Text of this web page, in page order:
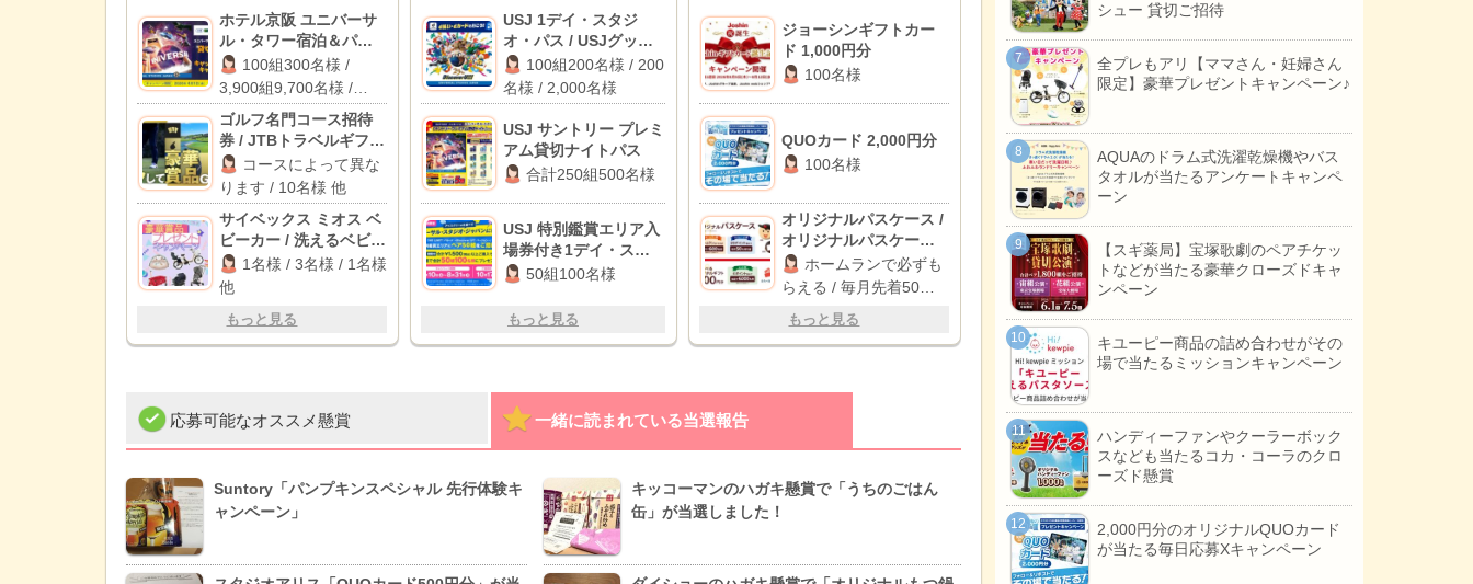
ホテル京阪 ユニバーサ
ル・タワー宿泊＆パー
ク貸切イベント / パーク
貸切イベント招待 / 1万
円キャッシュバック
100組300名様 /
3,900組9,700名様 /
2,000名様
ゴルフ名門コース招待
券 / JTBトラベルギフト
10万円分 他
コースによって異な
ります / 10名様 他
サイベックス ミオス ベ
ビーカー / 洗えるベビー
布団セット / パナソニッ
ク 電動自転車 他
1名様 / 3名様 / 1名様
他
もっと見る
USJ 1デイ・スタジ
オ・パス / USJグッズ /
dポイント 1,000ポイン
ト
100組200名様 / 200
名様 / 2,000名様
USJ サントリー プレミ
アム貸切ナイトパス
合計250組500名様
USJ 特別鑑賞エリア入
場券付き1デイ・スタジ
オ・パス
50組100名様
もっと見る
ジョーシンギフトカー
ド 1,000円分
100名様
QUOカード 2,000円分
100名様
オリジナルパスケース /
オリジナルパスケース /
デジタルギフト 500円
分
ホームランで必ずも
らえる / 毎月先着50名
もっと見る
応募可能なオススメ懸賞 一緒に読まれている当選報告
Suntory「パンプキンスペシャル 先行体験キ
ャンペーン」
キッコーマンのハガキ懸賞で「うちのごはん
缶」が当選しました！
シュー 貸切ご招待
全プレもアリ【ママさん・妊婦さん
限定】豪華プレゼントキャンペーン♪
AQUAのドラム式洗濯乾燥機やバス
タオルが当たるアンケートキャンペ
ーン
【スギ薬局】宝塚歌劇のペアチケッ
トなどが当たる豪華クローズドキャ
ンペーン
キユーピー商品の詰め合わせがその
場で当たるミッションキャンペーン
ハンディーファンやクーラーボック
スなども当たるコカ・コーラのクロ
ーズド懸賞
2,000円分のオリジナルQUOカード
が当たる毎日応募Xキャンペーン